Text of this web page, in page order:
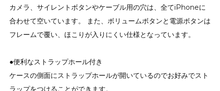
カメラ、サイレントボタンやケーブル用の穴は、全てiPhoneに
合わせて空いています。 また、ボリュームボタンと電源ボタンは
フレームで覆い、ほこりが入りにくい仕様となっています。
●便利なストラップホール付き
ケースの側面にストラップホールが開いているのでお好みでスト
ラップをつけることができます。